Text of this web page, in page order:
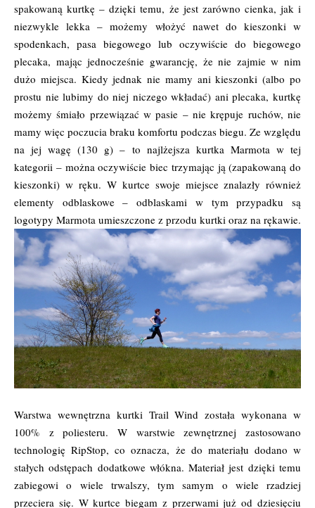
spakowaną kurtkę – dzięki temu, że jest zarówno cienka, jak i
niezwykle lekka – możemy włożyć nawet do kieszonki w
spodenkach, pasa biegowego lub oczywiście do biegowego
plecaka, mając jednocześnie gwarancję, że nie zajmie w nim
dużo miejsca. Kiedy jednak nie mamy ani kieszonki (albo po
prostu nie lubimy do niej niczego wkładać) ani plecaka, kurtkę
możemy śmiało przewiązać w pasie – nie krępuje ruchów, nie
mamy więc poczucia braku komfortu podczas biegu. Ze względu
na jej wagę (130 g) – to najlżejsza kurtka Marmota w tej
kategorii – można oczywiście biec trzymając ją (zapakowaną do
kieszonki) w ręku. W kurtce swoje miejsce znalazły również
elementy odblaskowe – odblaskami w tym przypadku są
logotypy Marmota umieszczone z przodu kurtki oraz na rękawie.
Warstwa wewnętrzna kurtki Trail Wind została wykonana w
100% z poliesteru. W warstwie zewnętrznej zastosowano
technologię RipStop, co oznacza, że do materiału dodano w
stałych odstępach dodatkowe włókna. Materiał jest dzięki temu
zabiegowi o wiele trwalszy, tym samym o wiele rzadziej
przeciera się. W kurtce biegam z przerwami już od dziesięciu